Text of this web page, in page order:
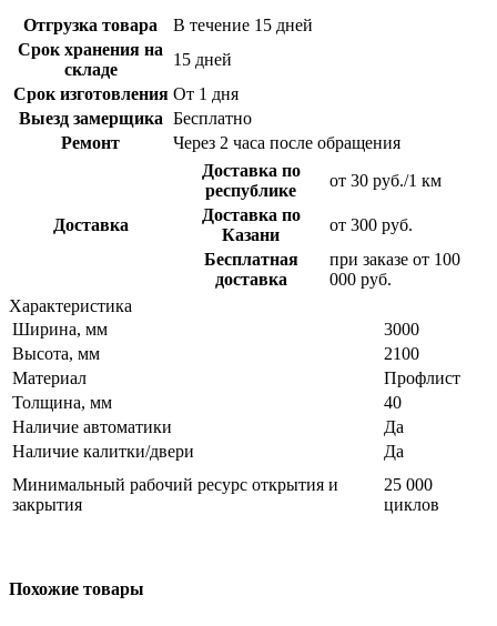
Отгрузка товара
В течение 15 дней
Срок хранения на
складе
15 дней
Срок изготовления От 1 дня
Выезд замерщика Бесплатно
Ремонт
Через 2 часа после обращения
Доставка
Доставка по
республике
от 30 руб./1 км
Доставка по
Казани
от 300 руб.
Бесплатная
доставка
при заказе от 100
000 руб.
Характеристика
Ширина, мм
3000
Высота, мм
2100
Материал
Профлист
Толщина, мм
40
Наличие автоматики
Да
Наличие калитки/двери
Да
Минимальный рабочий ресурс открытия и
закрытия
25 000
циклов
Похожие товары